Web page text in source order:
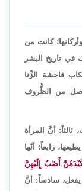
كانت من
في تاريخ البشر
فاحشة الزِّنا
من الظُّروف
ثالثاً: أنَّ المرأة
رابعاً: أنَّها
أَصْبُ إِلَيْهِنَّ
يفعل، سادساً: أنَّ